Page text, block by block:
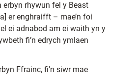
erbyn rhywun fel y Beast
er enghraifft – mae’n foi
ei adnabod am ei waith yn y
fi’n edrych ymlaen
Ffrainc, fi’n siwr mae